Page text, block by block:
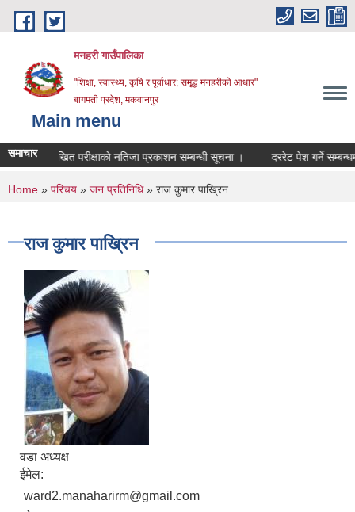
Skip to main content
मनहरी गाउँपालिका
"शिक्षा, स्वास्थ्य, कृषि र पूर्वाधार; समृद्ध मनहरीको आधार"
बागमती प्रदेश, मकवानपुर
Main menu
समाचारलिखित परीक्षाको नतिजा प्रकाशन सम्बन्धी सूचना । दररेट पेश गर्ने सम्बन्धमा ।
You are here
Home » परिचय » जन प्रतिनिधि» राज कुमार पाख्रिन
राज कुमार पाख्रिन
वडा अध्यक्ष
ईमेल:
ward2.manaharirm@gmail.com